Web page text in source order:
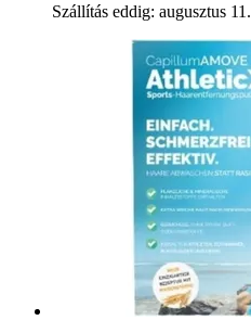
Szállítás eddig: augusztus 11.